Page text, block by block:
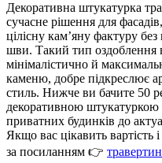
Декоративна штукатурка
сучасне рішення для
цілісну кам’яну фактуру
шви. Такий тип оздоблення
мінімалістично й
каменю, добре підкреслює
стиль. Нижче ви бачите 50
декоративною
приватних будинків до
Якщо вас цікавить вартість
за посиланням 👉